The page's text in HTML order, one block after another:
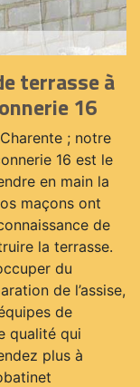
terrasse à
16
; notre
16 est le
en main la
maçons ont
de
la terrasse.
du
de l’assise,
de
qualité qui
plus à